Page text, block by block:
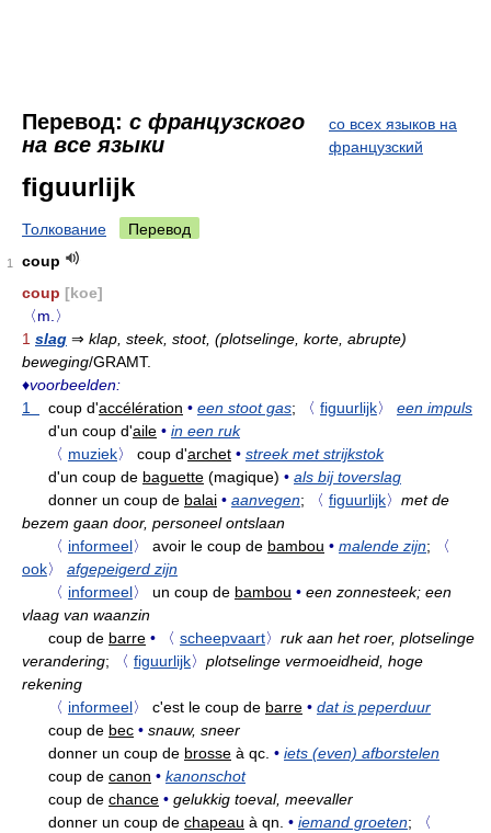
Перевод: с французского
на все языки
со всех языков на
французский
figuurlijk
Толкование Перевод
1
coup
coup [koe]
〈m.〉
1 slag ⇒ klap, steek, stoot, (plotselinge, korte, abrupte)
beweging/GRAMT.
♦voorbeelden:
1
coup d'accélération • een stoot gas; 〈 figuurlijk〉
een impuls
d'un coup d'aile • in een ruk
〈 muziek〉 coup d'archet • streek met strijkstok
d'un coup de baguette (magique) • als bij toverslag
donner un coup de balai • aanvegen; 〈 figuurlijk〉 met de
bezem gaan door, personeel ontslaan
〈 informeel〉 avoir le coup de bambou • malende zijn;
〈
ook〉
afgepeigerd zijn
〈 informeel〉 un coup de bambou • een zonnesteek; een
vlaag van waanzin
coup de barre • 〈 scheepvaart〉 ruk aan het roer, plotselinge
verandering; 〈 figuurlijk〉 plotselinge vermoeidheid, hoge
rekening
〈 informeel〉 c'est le coup de barre • dat is peperduur
coup de bec • snauw, sneer
donner un coup de brosse à qc. • iets (even) afborstelen
coup de canon • kanonschot
coup de chance • gelukkig toeval, meevaller
donner un coup de chapeau à qn. • iemand groeten;
〈